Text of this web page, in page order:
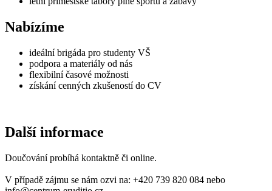
Nabízíme
ideální brigáda pro studenty VŠ
podpora a materiály od nás
flexibilní časové možnosti
získání cenných zkušeností do CV
Další informace
Doučování probíhá kontaktně či online.
V případě zájmu se nám ozvi na: +420 739 820 084 nebo